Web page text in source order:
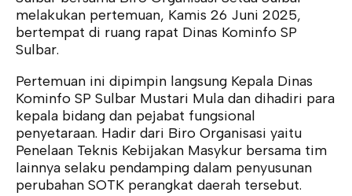
melakukan pertemuan, Kamis 26 Juni 2025,
bertempat di ruang rapat Dinas Kominfo SP
Sulbar.
Pertemuan ini dipimpin langsung Kepala Dinas
Kominfo SP Sulbar Mustari Mula dan dihadiri para
kepala bidang dan pejabat fungsional
penyetaraan. Hadir dari Biro Organisasi yaitu
Penelaan Teknis Kebijakan Masykur bersama tim
lainnya selaku pendamping dalam penyusunan
perubahan SOTK perangkat daerah tersebut.